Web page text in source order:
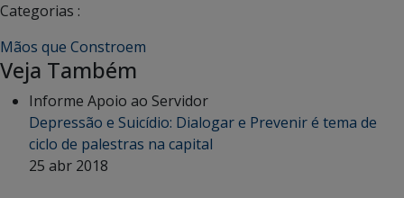
Categorias :
Mãos que Constroem
Veja Também
Informe Apoio ao Servidor
Depressão e Suicídio: Dialogar e Prevenir é tema de
ciclo de palestras na capital
25 abr 2018